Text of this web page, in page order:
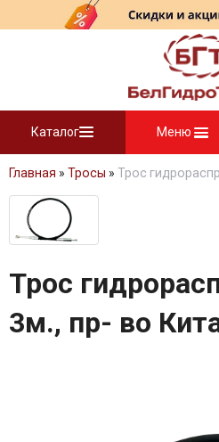
Каталог Меню
Главная » Тросы » Трос
Трос
3м., пр- во